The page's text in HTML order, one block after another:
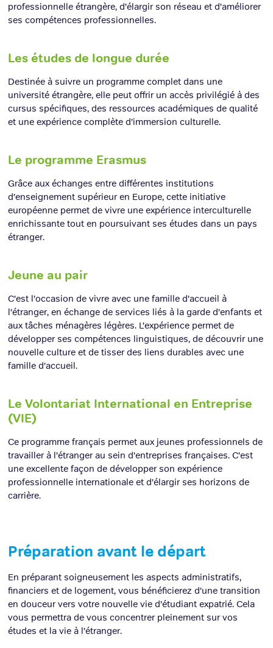
professionnelle étrangère, d’élargir son réseau et d’améliorer
ses compétences professionnelles.
Les études de longue durée
Destinée à suivre un programme complet dans une
université étrangère, elle peut offrir un accès privilégié à des
cursus spécifiques, des ressources académiques de qualité
et une expérience complète d’immersion culturelle.
Le programme Erasmus
Grâce aux échanges entre différentes institutions
d’enseignement supérieur en Europe, cette initiative
européenne permet de vivre une expérience interculturelle
enrichissante tout en poursuivant ses études dans un pays
étranger.
Jeune au pair
C’est l’occasion de vivre avec une famille d’accueil à
l’étranger, en échange de services liés à la garde d’enfants et
aux tâches ménagères légères. L’expérience permet de
développer ses compétences linguistiques, de découvrir une
nouvelle culture et de tisser des liens durables avec une
famille d’accueil.
Le Volontariat International en Entreprise
(VIE)
Ce programme français permet aux jeunes professionnels de
travailler à l’étranger au sein d’entreprises françaises. C’est
une excellente façon de développer son expérience
professionnelle internationale et d’élargir ses horizons de
carrière.
Préparation avant le départ
En préparant soigneusement les aspects administratifs,
financiers et de logement, vous bénéficierez d’une transition
en douceur vers votre nouvelle vie d’étudiant expatrié. Cela
vous permettra de vous concentrer pleinement sur vos
études et la vie à l’étranger.